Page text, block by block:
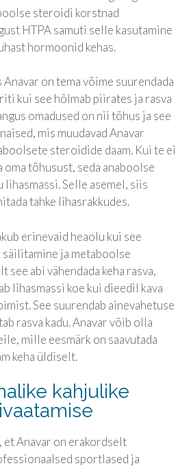
steroidi korstnad
HTPA samuti selle kasutamine
hormoonid kehas.
on tema võime suurendada
kui see hõlmab piirates ja rasva
omadused on nii tõhus ja see
mis muudavad Anavar
steroidide daam. Kui te ei
tõhusust, seda anaboolse
Selle asemel, siis
tahke lihasrakkudes.
erinevaid heaolu kui see
säilitamine ja metaboolse
see abi vähendada keha rasva,
lihasmassi koe kui dieedil kava
See suurendab ainevahetuse
rasva kadu. Anavar võib olla
mille eesmärk on saavutada
keha üldiselt.
kahjulike
Anavar on erakordselt
sportlased ja